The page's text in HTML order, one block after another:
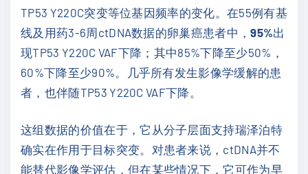
TP53 Y220C突变等位基因频率的变化。在55例有基
线及用药3-6周ctDNA数据的卵巢癌患者中，95%出
现TP53 Y220C VAF下降；其中85%下降至少50%，
60%下降至少90%。几乎所有发生影像学缓解的患
者，也伴随TP53 Y220C VAF下降。
这组数据的价值在于，它从分子层面支持瑞泽泊特
确实在作用于目标突变。对患者来说，ctDNA并不
能替代影像学评估，但在某些情况下，它可作为早